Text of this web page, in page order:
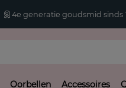
4e generatie goudsmid sinds
Oorbellen Accessoires